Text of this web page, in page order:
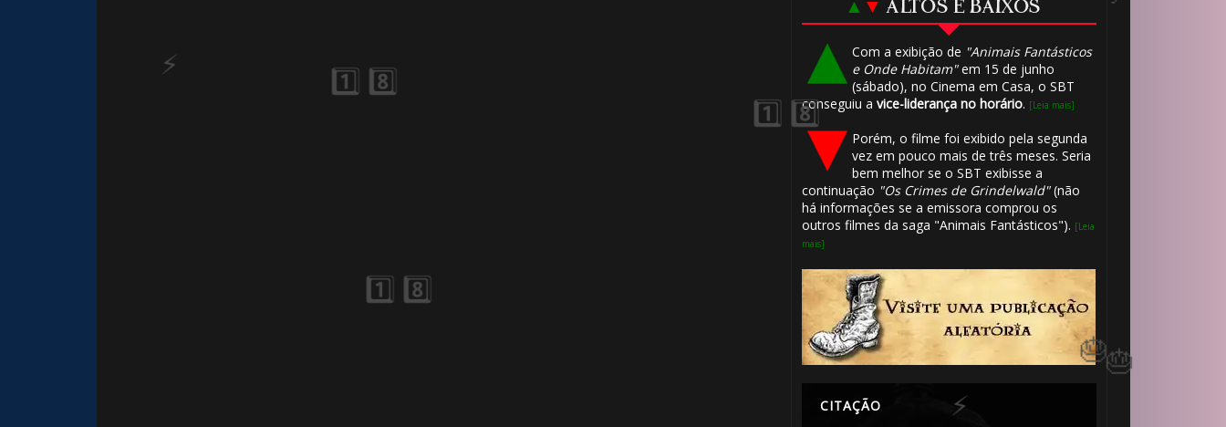
▲ ▼ ALTOS E BAIXOS
Com a exibição de "Animais Fantásticos
e Onde Habitam"em 15 de junho
(sábado), no Cinema em Casa, o SBT
conseguiu a vice-liderança no horário. [Leia mais]
Porém, o filme foi exibido pela segunda
vez em pouco mais de três meses. Seria
bem melhor se o SBT exibisse a
continuação "Os Crimes de Grindelwald"(não
há informações se a emissora comprou os
outros filmes da saga "Animais Fantásticos"). [Leia
mais]
CITAÇÃO
🎈